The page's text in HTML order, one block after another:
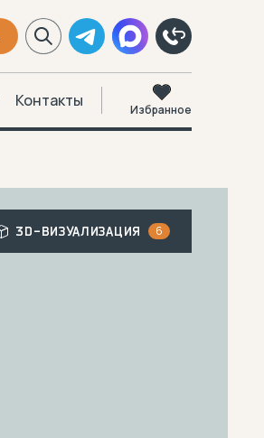
Контакты Избранное
3D-ВИЗУАЛИЗАЦИЯ 6